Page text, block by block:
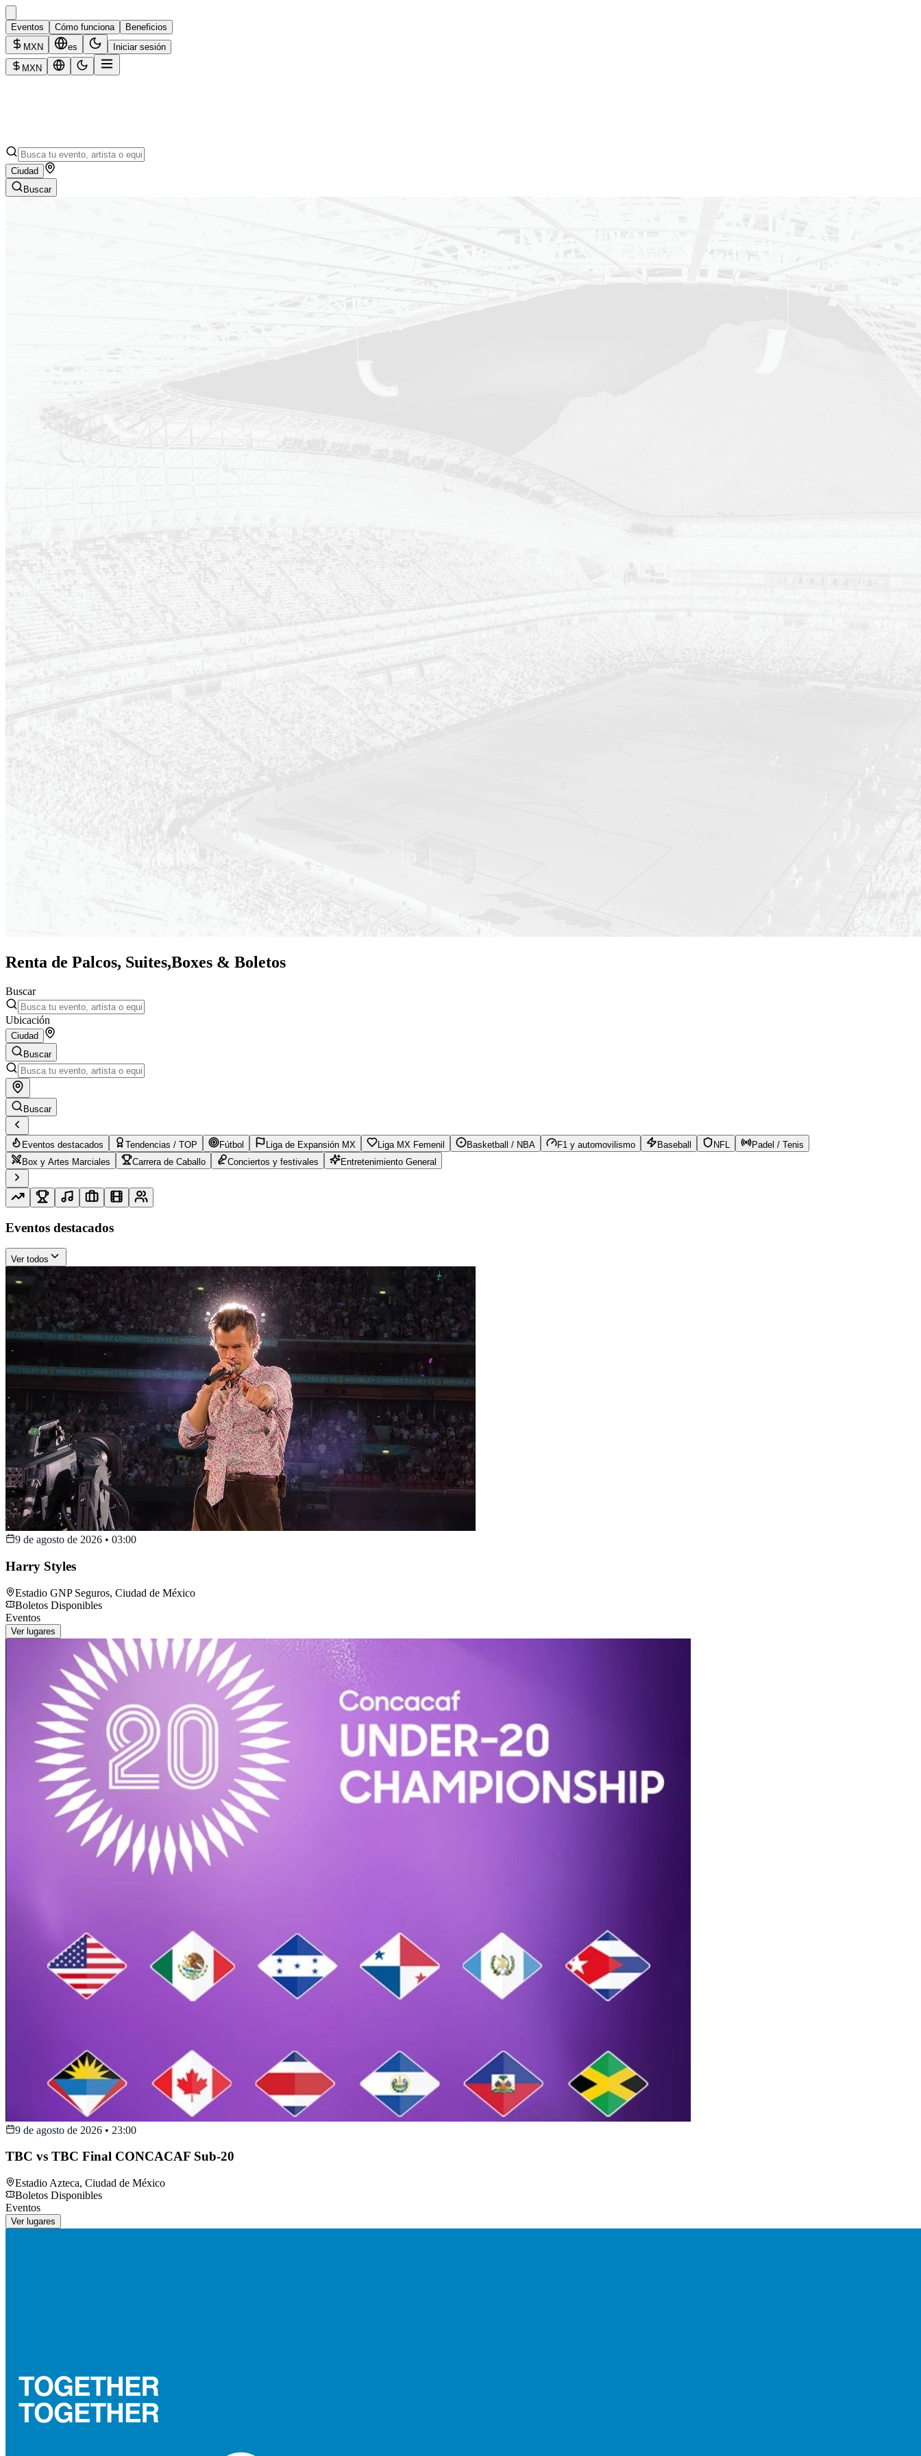
Eventos Cómo funciona
Beneficios
MXN
es Iniciar sesión
MXN
Ciudad
Buscar
Renta de Palcos, Suites,Boxes & Boletos
Buscar
Ubicación
Ciudad
Buscar
Buscar
Eventos destacados Tendencias / TOP Fútbol Liga de Expansión MX Liga MX Femenil Basketball / NBA F1 y automovilismo Baseball NFL
Padel / Tenis
Box y Artes Marciales
Carrera de Caballo Conciertos y festivales Entretenimiento General
Eventos destacados
Ver todos
9 de agosto de 2026 • 03:00
Harry Styles
Estadio GNP Seguros, Ciudad de México
Boletos Disponibles
Eventos
Ver lugares
9 de agosto de 2026 • 23:00
TBC vs TBC Final CONCACAF Sub-20
Estadio Azteca, Ciudad de México
Boletos Disponibles
Eventos
Ver lugares